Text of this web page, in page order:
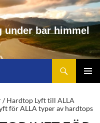
under bar himme
himmel
/Hardtop Lyft till ALLA
för ALLA typer av hardtops